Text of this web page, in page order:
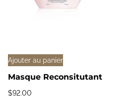
Ajouter au panier
Masque Reconsitutant
$92.00